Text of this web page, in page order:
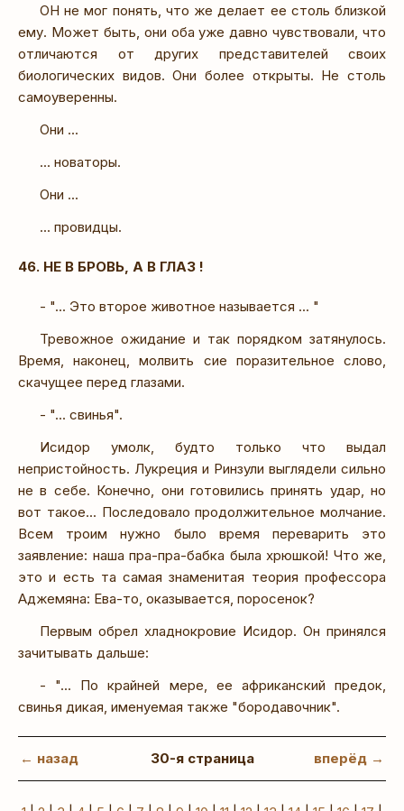
ОН не мог понять, что же делает ее столь близкой
ему. Может быть, они оба уже давно чувствовали, что
отличаются от других представителей своих
биологических видов. Они более открыты. Не столь
самоуверенны.
Они ...
... новаторы.
Они ...
... провидцы.
46. НЕ В БРОВЬ, А В ГЛАЗ !
- "... Это второе животное называется ... "
Тревожное ожидание и так порядком затянулось.
Время, наконец, молвить сие поразительное слово,
скачущее перед глазами.
- "... свинья".
Исидор умолк, будто только что выдал
непристойность. Лукреция и Ринзули выглядели сильно
не в себе. Конечно, они готовились принять удар, но
вот такое... Последовало продолжительное молчание.
Всем троим нужно было время переварить это
заявление: наша пра-пра-бабка была хрюшкой! Что же,
это и есть та самая знаменитая теория профессора
Аджемяна: Ева-то, оказывается, поросенок?
Первым обрел хладнокровие Исидор. Он принялся
зачитывать дальше:
- "... По крайней мере, ее африканский предок,
свинья дикая, именуемая также "бородавочник".
← назад 30-я страница вперёд →